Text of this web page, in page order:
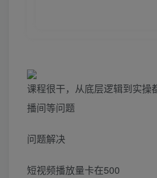
课程很干，从底层逻辑到实操
播间等问题
问题解决
短视频播放量卡在500